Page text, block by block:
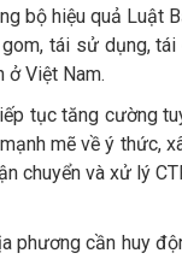
bộ hiệu quả
tái sử dụng,
ở Việt Nam.
tục tăng cường
mẽ về ý thức,
chuyển và xử lý
phương cần huy